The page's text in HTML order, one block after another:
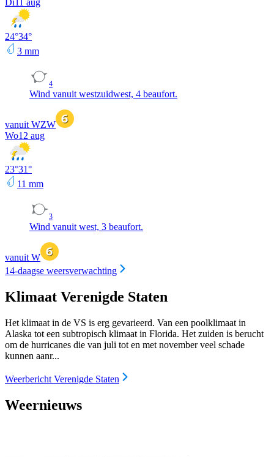
Di 11 aug
24°34°
3 mm
4
Wind vanuit westzuidwest, 4 beaufort.
vanuit WZW
Wo12 aug
23°31°
11 mm
3
Wind vanuit west, 3 beaufort.
vanuit W
14-daagse weersverwachting
Klimaat Verenigde Staten
Het klimaat in de VS is erg gevarieerd. Van een poolklimaat in
Alaska tot een subtropisch klimaat in Florida. Het zuiden is berucht
om de hurricanes die van juli tot en met november veel schade
kunnen aanr...
Weerbericht Verenigde Staten
Weernieuws